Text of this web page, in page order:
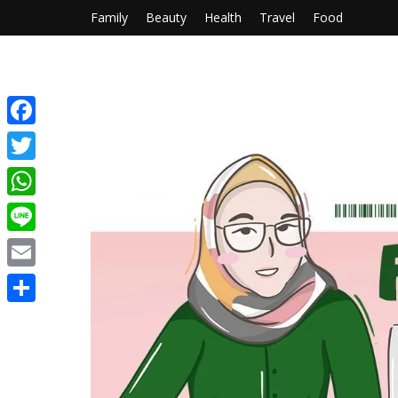
Family Beauty Health Travel Food
Facebook
Twitter
WhatsApp
Line
Email